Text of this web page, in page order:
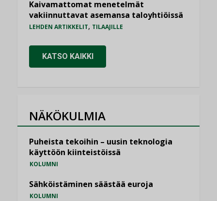
Kaivamattomat menetelmät
vakiinnuttavat asemansa taloyhtiöissä
LEHDEN ARTIKKELIT, TILAAJILLE
KATSO KAIKKI
NÄKÖKULMIA
Puheista tekoihin – uusin teknologia
käyttöön kiinteistöissä
KOLUMNI
Sähköistäminen säästää euroja
KOLUMNI